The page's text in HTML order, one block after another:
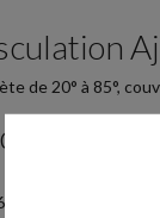
de 20° à 85°,
× 52 cm - Poids : 37